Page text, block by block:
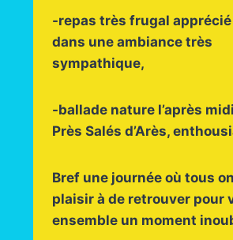
-repas très frugal
dans une ambiance très
sympathique,
-ballade nature l’après
Près Salés d’Arès,
Bref une journée où tous
plaisir à de retrouver pour
ensemble un moment